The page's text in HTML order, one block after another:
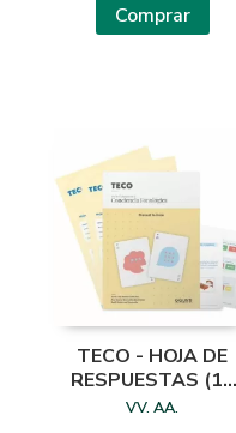
Comprar
TECO - HOJA DE
RESPUESTAS (10
UDS.) + USOS DE
VV. AA.